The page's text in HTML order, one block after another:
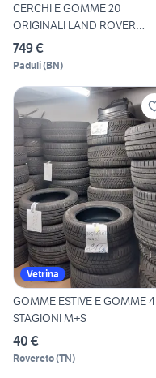
CERCHI E GOMME 20
ORIGINALI LAND ROVER
COD:549
749 €
Paduli(BN)
Vetrina
GOMME ESTIVE E GOMME 4
STAGIONI M+S
40 €
Rovereto(TN)